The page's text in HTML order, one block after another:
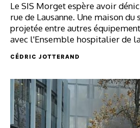
Le SIS Morget espère avoir
rue de Lausanne. Une maison du
projetée entre autres
avec l'Ensemble hospitalier de
CÉDRIC JOTTERAND